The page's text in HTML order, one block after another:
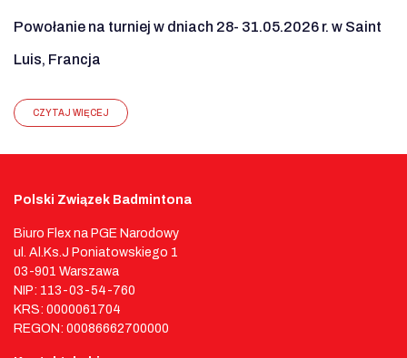
Powołanie na turniej w dniach 28- 31.05.2026 r. w Saint
Luis, Francja
CZYTAJ WIĘCEJ
Polski Związek Badmintona
Biuro Flex na PGE Narodowy
ul. Al.Ks.J Poniatowskiego 1
03-901 Warszawa
NIP: 113-03-54-760
KRS: 0000061704
REGON: 00086662700000